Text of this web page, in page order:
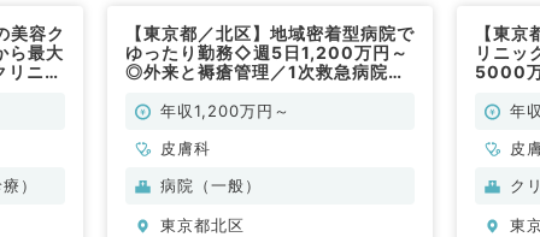
美容ク
ら最大
ニッ
）
【東京都／北区】地域密着型病院で
ゆったり勤務◇週5日1,200万円～
◎外来と褥瘡管理／1次救急病院で
年収1,200万円～
皮膚科
病院（一般）
東京都北区
【東
リニッ
5000
も歓年
皮
ク
東